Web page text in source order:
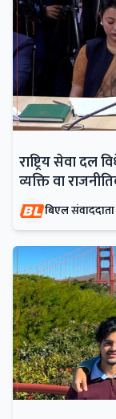
राष्ट्रिय सेवा दल
व्यक्ति वा
बिएल संवाददाता